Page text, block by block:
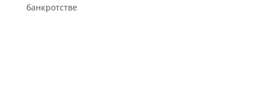
банкротстве